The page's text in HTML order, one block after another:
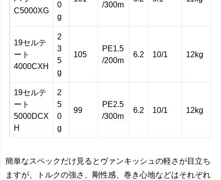
C5000XG
0
g
/300m
19セルテ
ート
4000CXH
2
3
5
g
105
PE1.5
/200m
6.2 10/1 12kg
19セルテ
ート
5000DCX
H
2
5
0
g
99
PE2.5
/300m
6.2 10/1 12kg
簡単なスペックだけ見るとヴァンキッシュの軽さが目立ち
ますが、トルクの強さ、剛性感、巻き心地などはそれぞれ